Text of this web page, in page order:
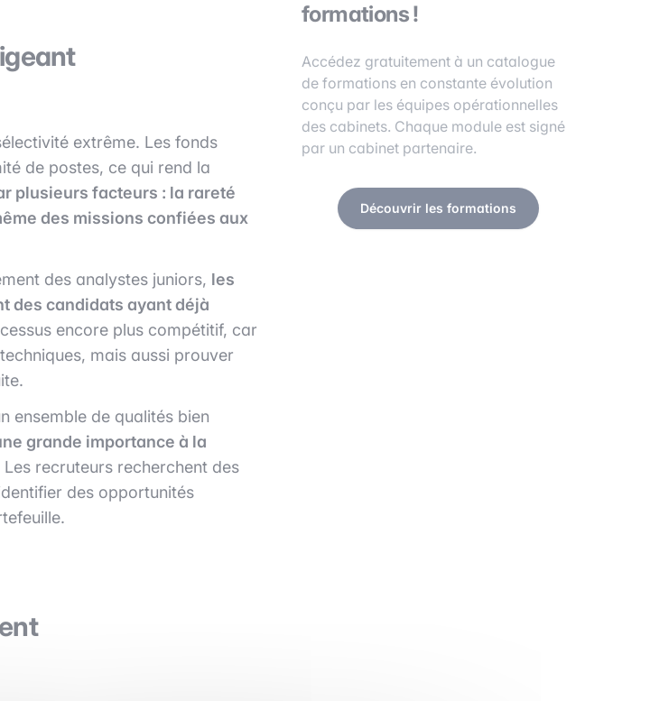
extrême. Les fonds
de postes, ce qui rend la
plusieurs facteurs : la rareté
des missions confiées aux
des analystes juniors, les
des candidats ayant déjà
encore plus compétitif, car
mais aussi prouver
ensemble de qualités bien
grande importance à la
Les recruteurs recherchent des
des opportunités
formations !
Accédez gratuitement à un catalogue
de formations en constante évolution
conçu par les équipes opérationnelles
des cabinets. Chaque module est signé
par un cabinet partenaire.
Découvrir les formations